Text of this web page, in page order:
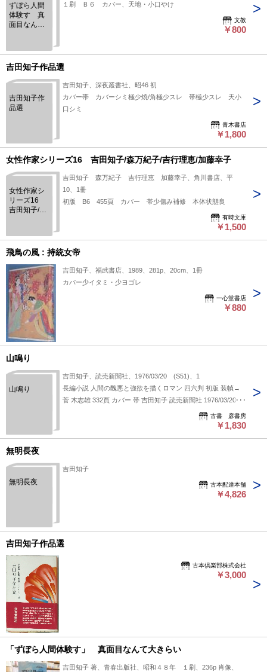
ずぼら人間
体験す 真
面目なんて
１刷 Ｂ６ カバー、天地・小口やけ
文教
￥800
吉田知子作品選
吉田知子作
品選
吉田知子、深夜叢書社、昭46 初
カバー帯 カバーシミ極少焼/角極少スレ 帯極少スレ 天小
口シミ
青木書店
￥1,800
女性作家シリーズ16 吉田知子/森万紀子/吉行理恵/加藤幸子
女性作家シ
リーズ16
吉田知子/森
子
吉田知子 森万紀子 吉行理恵 加藤幸子、角川書店、平
10、1冊
初版 B6 455頁 カバー 帯少傷み補修 本体状態良
有時文庫
￥1,500
飛鳥の風 : 持統女帝
吉田知子、福武書店、1989、281p、20cm、1冊
カバー少イタミ・少ヨゴレ
一心堂書店
￥880
山鳴り
山鳴り
吉田知子、読売新聞社、1976/03/20 (S51)、1
長編小説 人間の醜悪と強欲を描くロマン 四六判 初版 装幀→
菅 木志雄 332頁 カバー 帯 吉田知子 読売新聞社 1976/03/20
古書 彦書房
￥1,830
無明長夜
無明長夜
吉田知子
古本配達本舗
￥4,826
吉田知子作品選
古本倶楽部株式会社
￥3,000
「ずぼら人間体験す」 真面目なんて大きらい
吉田知子 著、青春出版社、昭和４８年 １刷、236p 肖像、